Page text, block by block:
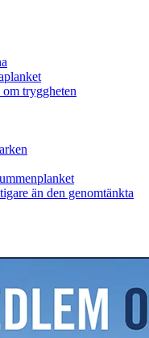
planket
tryggheten
planket
än den genomtänkta